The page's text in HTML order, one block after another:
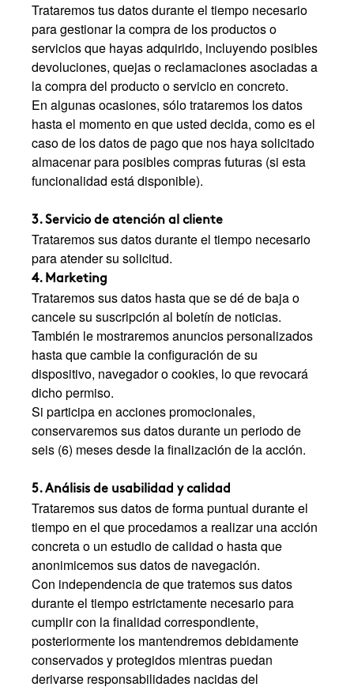
Trataremos tus datos durante el tiempo necesario
para gestionar la compra de los productos o
servicios que hayas adquirido, incluyendo posibles
devoluciones, quejas o reclamaciones asociadas a
la compra del producto o servicio en concreto.
En algunas ocasiones, sólo trataremos los datos
hasta el momento en que usted decida, como es el
caso de los datos de pago que nos haya solicitado
almacenar para posibles compras futuras (si esta
funcionalidad está disponible).
3. Servicio de atención al cliente
Trataremos sus datos durante el tiempo necesario
para atender su solicitud.
4. Marketing
Trataremos sus datos hasta que se dé de baja o
cancele su suscripción al boletín de noticias.
También le mostraremos anuncios personalizados
hasta que cambie la configuración de su
dispositivo, navegador o cookies, lo que revocará
dicho permiso.
Si participa en acciones promocionales,
conservaremos sus datos durante un periodo de
seis (6) meses desde la finalización de la acción.
5. Análisis de usabilidad y calidad
Trataremos sus datos de forma puntual durante el
tiempo en el que procedamos a realizar una acción
concreta o un estudio de calidad o hasta que
anonimicemos sus datos de navegación.
Con independencia de que tratemos sus datos
durante el tiempo estrictamente necesario para
cumplir con la finalidad correspondiente,
posteriormente los mantendremos debidamente
conservados y protegidos mientras puedan
derivarse responsabilidades nacidas del